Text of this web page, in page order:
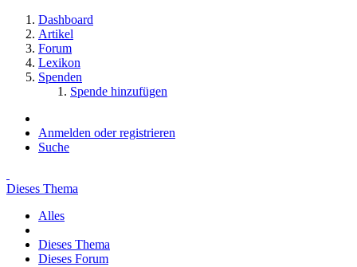
Dashboard
Artikel
Forum
Lexikon
Spenden
Spende hinzufügen
Anmelden oder registrieren
Suche
Dieses Thema
Alles
Dieses Thema
Dieses Forum